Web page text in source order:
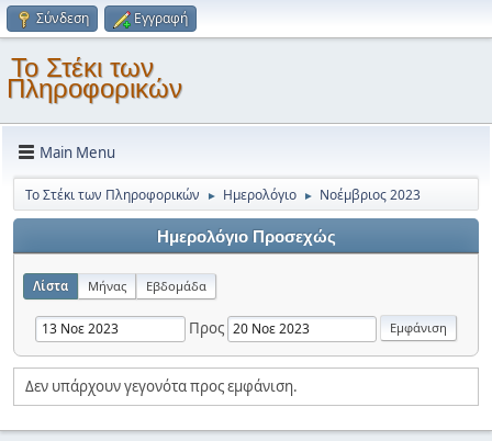
Σύνδεση Εγγραφή
Το Στέκι των
Πληροφορικών
Main Menu
Το Στέκι των Πληροφορικών ► Ημερολόγιο ► Νοέμβριος 2023
Ημερολόγιο Προσεχώς
Λίστα Μήνας Εβδομάδα
Προς
Δεν υπάρχουν γεγονότα προς εμφάνιση.